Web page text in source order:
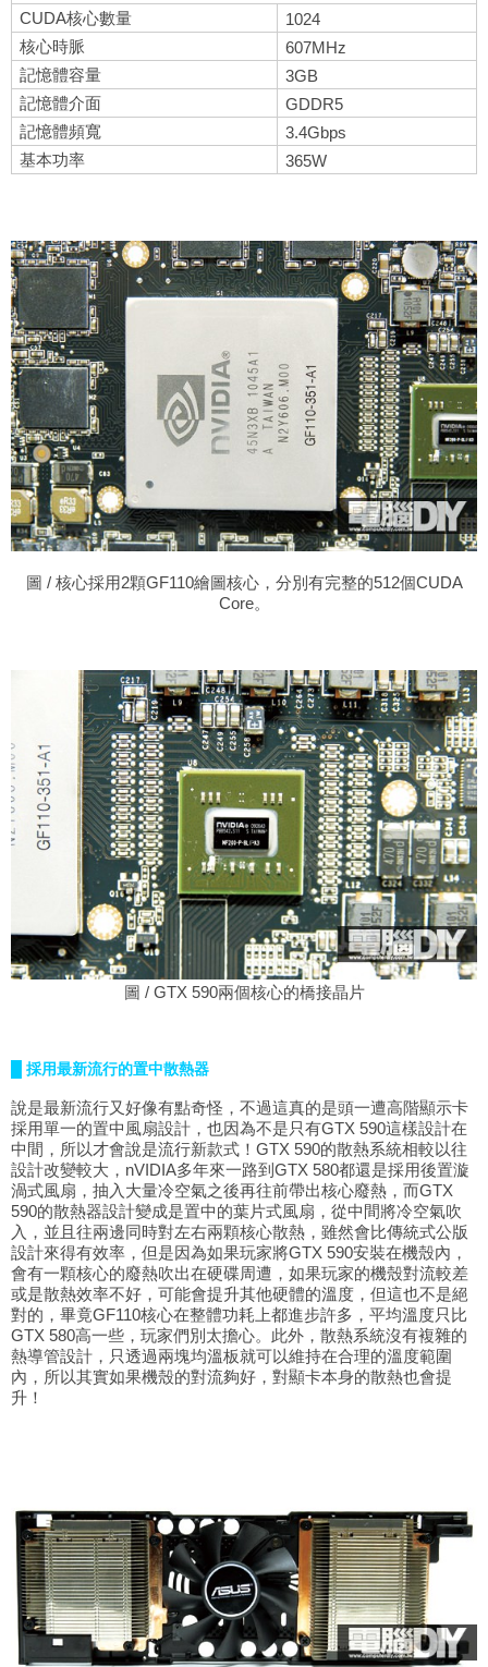
CUDA核心數量
1024
核心時脈
607MHz
記憶體容量
3GB
記憶體介面
GDDR5
記憶體頻寬
3.4Gbps
基本功率
365W
圖 / 核心採用2顆GF110繪圖核心，分別有完整的512個CUDA
Core。
圖 / GTX 590兩個核心的橋接晶片
█ 採用最新流行的置中散熱器
說是最新流行又好像有點奇怪，不過這真的是頭一遭高階顯示卡
採用單一的置中風扇設計，也因為不是只有GTX 590這樣設計在
中間，所以才會說是流行新款式！GTX 590的散熱系統相較以往
設計改變較大，nVIDIA多年來一路到GTX 580都還是採用後置漩
渦式風扇，抽入大量冷空氣之後再往前帶出核心廢熱，而GTX
590的散熱器設計變成是置中的葉片式風扇，從中間將冷空氣吹
入，並且往兩邊同時對左右兩顆核心散熱，雖然會比傳統式公版
設計來得有效率，但是因為如果玩家將GTX 590安裝在機殼內，
會有一顆核心的廢熱吹出在硬碟周遭，如果玩家的機殼對流較差
或是散熱效率不好，可能會提升其他硬體的溫度，但這也不是絕
對的，畢竟GF110核心在整體功耗上都進步許多，平均溫度只比
GTX 580高一些，玩家們別太擔心。此外，散熱系統沒有複雜的
熱導管設計，只透過兩塊均溫板就可以維持在合理的溫度範圍
內，所以其實如果機殼的對流夠好，對顯卡本身的散熱也會提
升！